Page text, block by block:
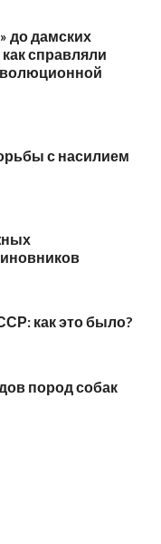
до дамских
справляли
с насилием
как это было?
пород собак